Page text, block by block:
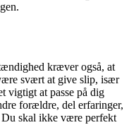
kræver også, at
svært at give slip, især
vigtigt at passe på dig
forældre, del erfaringer,
Du skal ikke være perfekt